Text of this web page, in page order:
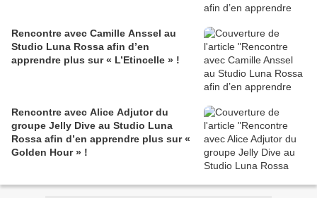
Rencontre avec Camille Anssel au
Studio Luna Rossa afin d’en
apprendre plus sur « L’Etincelle » !
Rencontre avec Alice Adjutor du
groupe Jelly Dive au Studio Luna
Rossa afin d’en apprendre plus sur «
Golden Hour » !